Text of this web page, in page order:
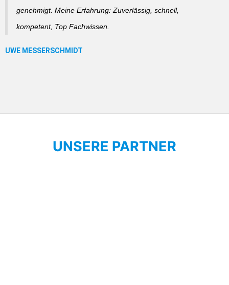
genehmigt. Meine Erfahrung: Zuverlässig, schnell,
kompetent, Top Fachwissen.
UNSERE PARTNER